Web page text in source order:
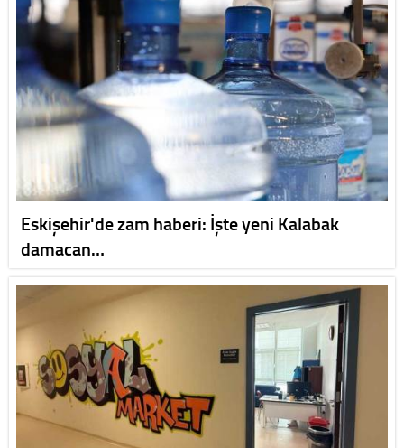
Eskişehir'de zam haberi: İşte yeni Kalabak
damacan…